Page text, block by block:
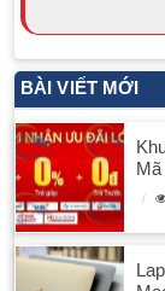
BÀI VIẾT MỚI